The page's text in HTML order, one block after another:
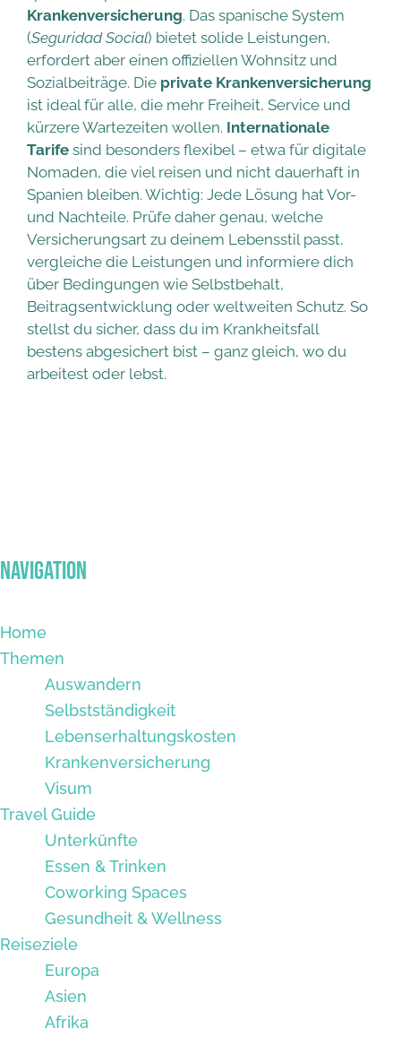
Krankenversicherung. Das spanische System
(Seguridad Social) bietet solide Leistungen,
erfordert aber einen offiziellen Wohnsitz und
Sozialbeiträge. Die private Krankenversicherung
ist ideal für alle, die mehr Freiheit, Service und
kürzere Wartezeiten wollen. Internationale
Tarife sind besonders flexibel – etwa für digitale
Nomaden, die viel reisen und nicht dauerhaft in
Spanien bleiben. Wichtig: Jede Lösung hat Vor-
und Nachteile. Prüfe daher genau, welche
Versicherungsart zu deinem Lebensstil passt,
vergleiche die Leistungen und informiere dich
über Bedingungen wie Selbstbehalt,
Beitragsentwicklung oder weltweiten Schutz. So
stellst du sicher, dass du im Krankheitsfall
bestens abgesichert bist – ganz gleich, wo du
arbeitest oder lebst.
Navigation
Home
Themen
Auswandern
Selbstständigkeit
Lebenserhaltungskosten
Krankenversicherung
Visum
Travel Guide
Unterkünfte
Essen & Trinken
Coworking Spaces
Gesundheit & Wellness
Reiseziele
Europa
Asien
Afrika